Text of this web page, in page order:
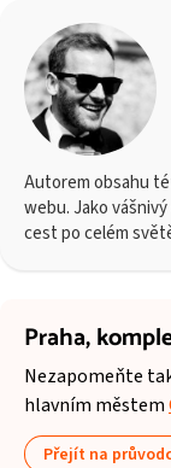
Autorem obsahu
webu. Jako
cest po celém
Praha,
Nezapomeňte
hlavním městem
Přejít na